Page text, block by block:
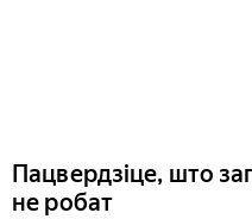
Пацвердзіце, што
не робат